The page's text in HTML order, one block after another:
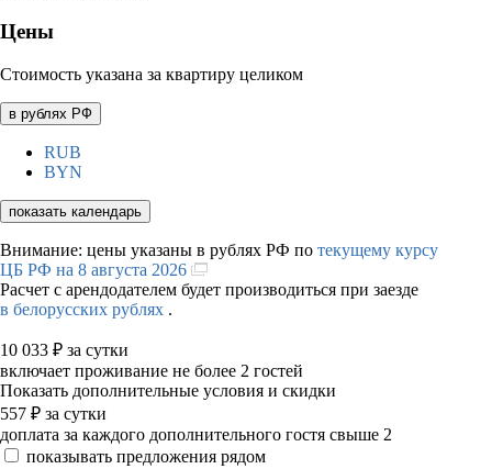
Цены
Стоимость указана за квартиру целиком
в рублях РФ
RUB
BYN
показать календарь
Внимание: цены указаны в рублях РФ по текущему курсу
ЦБ РФ на 8 августа 2026
Расчет с арендодателем будет производиться при заезде
в белорусских рублях .
10 033 ₽ за сутки
включает проживание не более 2 гостей
Показать дополнительные условия и скидки
557 ₽ за сутки
доплата за каждого дополнительного гостя свыше 2
показывать предложения рядом